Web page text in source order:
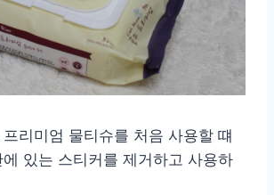
리미엄 물티슈를 처음 사용할 떄
있는 스티커를 제거하고 사용하